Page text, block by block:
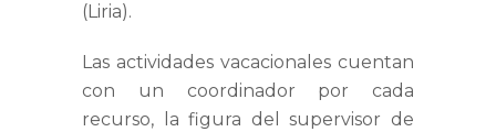
(Liria).
Las actividades vacacionales cuentan
con un coordinador por cada
recurso, la figura del supervisor de